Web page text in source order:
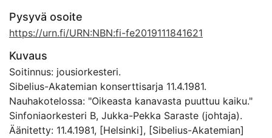
Pysyvä osoite
https://urn.fi/URN:NBN:fi-fe2019111841621
Kuvaus
Soitinnus: jousiorkesteri.
Sibelius-Akatemian konserttisarja 11.4.1981.
Nauhakotelossa: "Oikeasta kanavasta puuttuu kaiku."
Sinfoniaorkesteri B, Jukka-Pekka Saraste (johtaja).
Äänitetty: 11.4.1981, [Helsinki], [Sibelius-Akatemian]